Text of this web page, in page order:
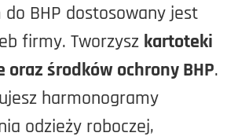
do BHP dostosowany jest
firmy. Tworzysz kartoteki
oraz środków ochrony BHP.
harmonogramy
odzieży roboczej,